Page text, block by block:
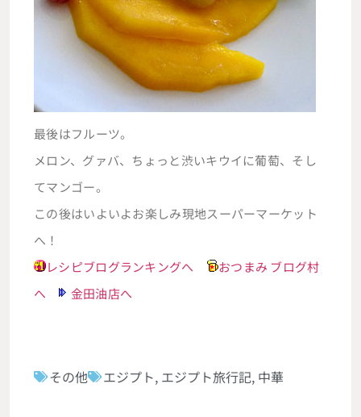
最後はフルーツ。
メロン、グァバ、ちょっと渋いキウイに葡萄、そし
てマンゴー。
この後はいよいよお楽しみ現地スーパーマーケット
へ！
レシピブログランキングへ
おつまみ ブログ村
へ
金田油店へ
その他 エジプト, エジプト旅行記, 中華